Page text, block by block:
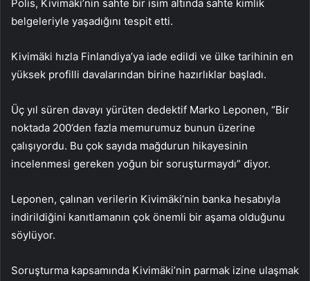
Polis, Kivimäki’nin sahte bir isim altında sahte kimlik
belgeleriyle yaşadığını tespit etti.
Kivimäki hızla Finlandiya’ya iade edildi ve ülke tarihinin en
yüksek profilli davalarından birine hazırlıklar başladı.
Üç yıl süren davayı yürüten dedektif Marko Leponen, “Bir
noktada 200’den fazla memurumuz bunun üzerine
çalışıyordu. Bu çok sayıda mağdurun hikayesinin
incelenmesi gereken yoğun bir soruşturmaydı” diyor.
Leponen, çalınan verilerin Kivimäki’nin banka hesabıyla
indirildiğini kanıtlamanın çok önemli bir aşama olduğunu
söylüyor.
Soruşturma kapsamında Kivimäki’nin parmak izine ulaşmak